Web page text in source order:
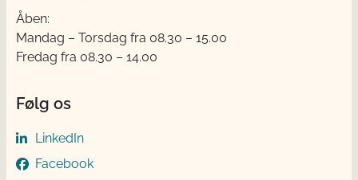
Åben:
Mandag – Torsdag fra 08.30 – 15.00
Fredag fra 08.30 – 14.00
Følg os
LinkedIn
Facebook